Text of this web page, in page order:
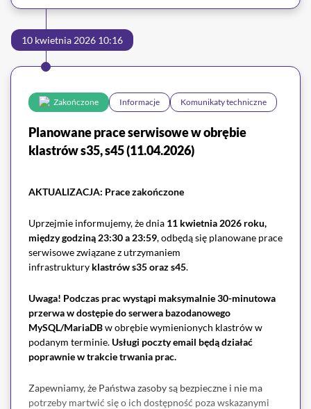
10 kwietnia 2026 10:16
Zakończone Informacje Komunikaty techniczne
Planowane prace serwisowe w obrębie
klastrów s35, s45 (11.04.2026)
AKTUALIZACJA: Prace zakończone
Uprzejmie informujemy, że dnia 11 kwietnia 2026 roku,
między godziną 23:30 a 23:59, odbędą się planowane prace
serwisowe związane z utrzymaniem
infrastruktury klastrów s35 oraz s45.
Uwaga! Podczas prac wystąpi maksymalnie 30-minutowa
przerwaw dostępie do serwera bazodanowego
MySQL/MariaDBw obrębie wymienionych klastrów w
podanym terminie.Usługi poczty email będą działać
poprawnie w trakcie trwania prac.
Zapewniamy, że Państwa zasoby są bezpieczne i nie ma
potrzeby martwić się o ich dostępność poza wskazanymi